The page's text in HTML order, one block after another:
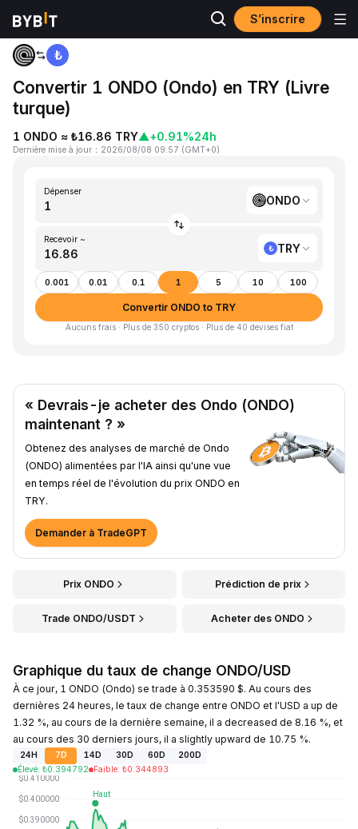
S’inscrire
Accueil
Convertir 1 ONDO (Ondo) en TRY (Livre
turque)
1 ONDO ≈ ₺16.86 TRY▲+0.91%24h
Dernière mise à jour ： 2026/08/08 09:57 (GMT+0)
Dépenser
ONDO
Recevoir ~
TRY
0.001 0.01 0.1 1 5 10 100
Convertir ONDO to TRY
Aucuns frais · Plus de 350 cryptos · Plus de 40 devises fiat
« Devrais-je acheter des Ondo (ONDO)
maintenant ? »
Obtenez des analyses de marché de Ondo
(ONDO) alimentées par l'IA ainsi qu'une vue
en temps réel de l'évolution du prix ONDO en
TRY.
Demander à TradeGPT
Prix ONDO Prédiction de prix
Trade ONDO/USDT Acheter des ONDO
Graphique du taux de change ONDO/USD
À ce jour, 1 ONDO (Ondo) se trade à 0.353590 $. Au cours des
dernières 24 heures, le taux de change entre ONDO et l'USD a up de
1.32 %, au cours de la dernière semaine, il a decreased de 8.16 %, et
au cours des 30 derniers jours, il a slightly upward de 10.75 %.
24H 7D 14D 30D 60D
200D
Élevé: ₺0.394792 Faible: ₺0.344893